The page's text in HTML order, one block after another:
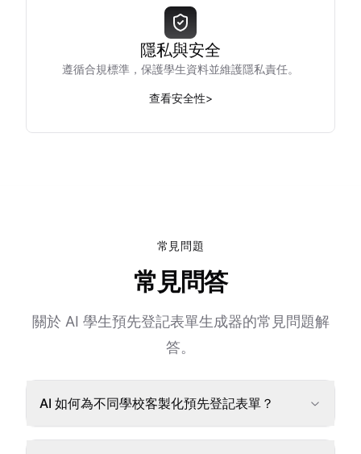
隱私與安全
遵循合規標準，保護學生資料並維護隱私責任。
查看安全性>
常見問題
常見問答
關於 AI 學生預先登記表單生成器的常見問題解
答。
AI 如何為不同學校客製化預先登記表單？